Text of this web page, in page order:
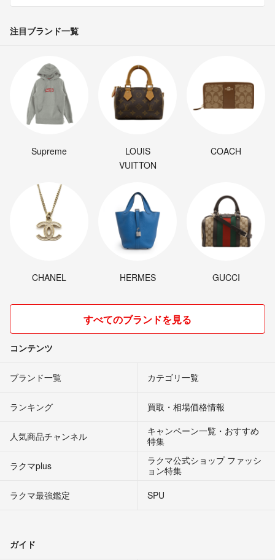
注目ブランド一覧
Supreme
LOUIS
VUITTON
COACH
CHANEL HERMES GUCCI
すべてのブランドを見る
コンテンツ
ブランド一覧 カテゴリ一覧
ランキング 買取・相場価格情報
人気商品チャンネル
キャンペーン一覧・おすすめ
特集
ラクマplus
ラクマ公式ショップ ファッシ
ョン特集
ラクマ最強鑑定
SPU
ガイド